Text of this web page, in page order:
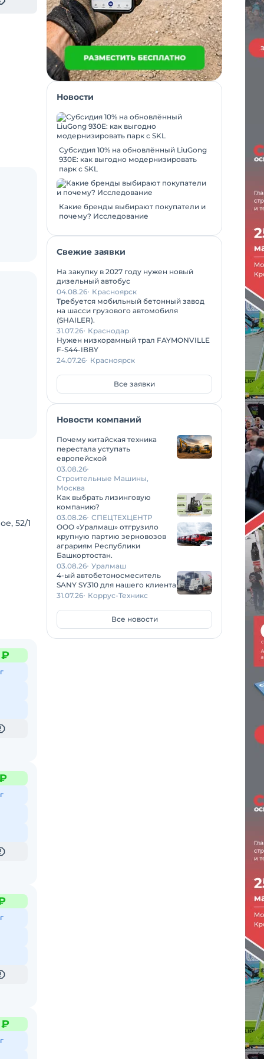
52/1
₽
₽
Новости
Субсидия 10% на обновлённый LiuGong
930E: как выгодно модернизировать
парк с SKL
Какие бренды выбирают покупатели и
почему? Исследование
Свежие заявки
На закупку в 2027 году нужен новый
дизельный автобус
04.08.26 Красноярск
Требуется мобильный бетонный завод
на шасси грузового автомобиля
(SHAILER).
31.07.26 Краснодар
Нужен низкорамный трал FAYMONVILLE
F-S44-IBBY
24.07.26 Красноярск
Все заявки
Новости компаний
Почему китайская техника
перестала уступать
европейской
03.08.26
Строительные Машины,
Москва
Как выбрать лизинговую
компанию?
03.08.26 СПЕЦТЕХЦЕНТР
ООО «Уралмаш» отгрузило
крупную партию зерновозов
аграриям Республики
Башкортостан.
03.08.26 Уралмаш
4-ый автобетоносмеситель
SANY SY310 для нашего клиента
31.07.26 Коррус-Техникс
Все новости